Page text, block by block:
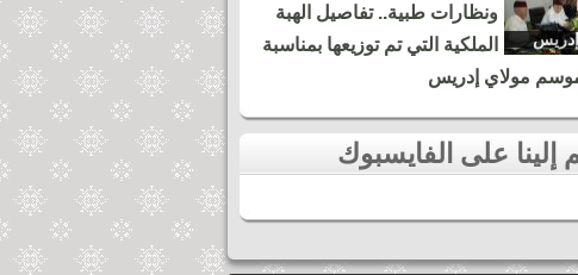
ونظارات طبية.. تفاصيل الهبة
الملكية التي تم توزيعها بمناسبة
موسم مولاي إدريس